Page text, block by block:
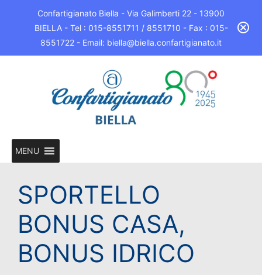
Confartigianato Biella - Via Galimberti 22 - 13900
BIELLA - Tel : 015-8551711 / 8551710 - Fax : 015-
8551722 - Email: biella@biella.confartigianato.it
MENU
SPORTELLO
BONUS CASA,
BONUS IDRICO